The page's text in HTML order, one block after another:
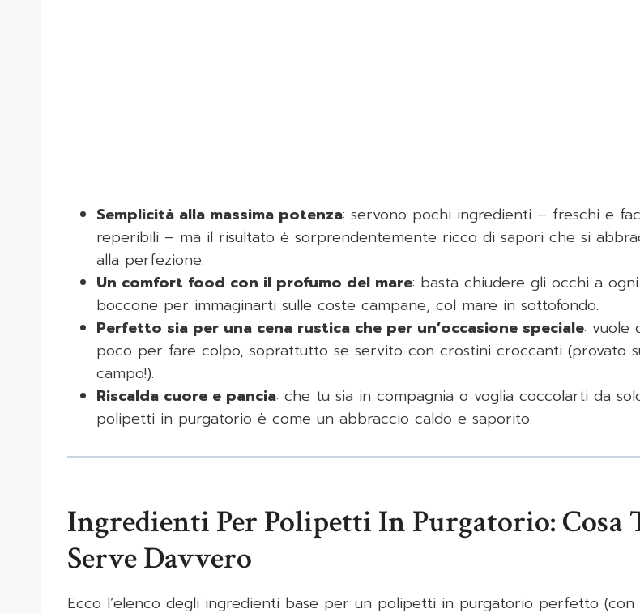
Semplicità alla massima potenza: servono pochi ingredienti – freschi e
reperibili – ma il risultato è sorprendentemente ricco di sapori che si
alla perfezione.
Un comfort food con il profumo del mare: basta chiudere gli occhi a ogni
boccone per immaginarti sulle coste campane, col mare in sottofondo.
Perfetto sia per una cena rustica che per un’occasione speciale: vuole
poco per fare colpo, soprattutto se servito con crostini croccanti (provato
campo!).
Riscalda cuore e pancia: che tu sia in compagnia o voglia coccolarti da
polipetti in purgatorio è come un abbraccio caldo e saporito.
Ingredienti Per Polipetti In Purgatorio: Cosa
Serve Davvero
Ecco l’elenco degli ingredienti base per un polipetti in purgatorio perfetto (con